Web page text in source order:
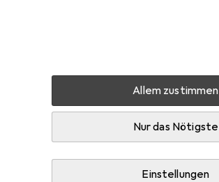
Allem zustimmen
Nur das Nötigste
Einstellungen
Zubehör